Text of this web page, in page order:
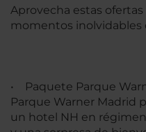
Aprovecha estas
momentos inolvidables
• Paquete Parque
Parque Warner Madrid
un hotel NH en